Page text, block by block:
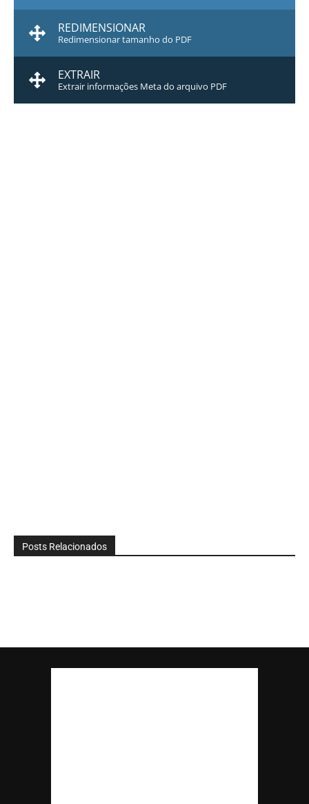
REDIMENSIONAR
Redimensionar tamanho do PDF
EXTRAIR
Extrair informações Meta do arquivo PDF
Posts Relacionados